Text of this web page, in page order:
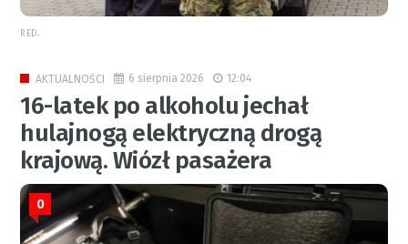
RED.
AKTUALNOŚCI 6 sierpnia 2026 12:04
16-latek po alkoholu jechał
hulajnogą elektryczną drogą
krajową. Wiózł pasażera
0